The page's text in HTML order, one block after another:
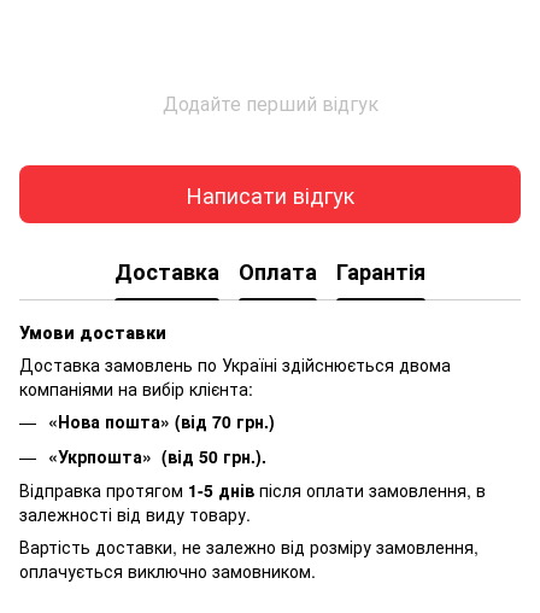
Додайте перший відгук
Написати відгук
Доставка Оплата Гарантія
Умови доставки
Доставка замовлень по Україні здійснюється двома
компаніями на вибір клієнта:
«Нова пошта» (від 70 грн.)
«Укрпошта» (від 50 грн.).
Відправка протягом 1-5 днів після оплати замовлення, в
залежності від виду товару.
Вартість доставки, не залежно від розміру замовлення,
оплачується виключно замовником.